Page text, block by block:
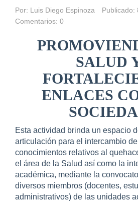
Por: Luis Diego Espinoza
Publicado:
Comentarios: 0
SALUD
ENLACES
Esta actividad brinda un espacio
articulación para el intercambio
conocimientos relativos al
el área de la Salud así como la
académica, mediante la
diversos miembros (docentes,
administrativos) de las unidades